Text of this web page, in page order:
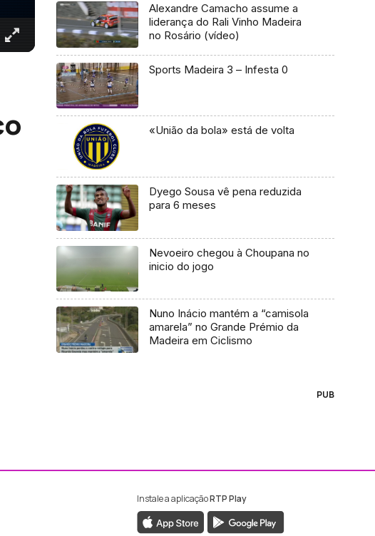
Alexandre Camacho assume a
liderança do Rali Vinho Madeira
no Rosário (vídeo)
Sports Madeira 3 – Infesta 0
«União da bola» está de volta
Dyego Sousa vê pena reduzida
para 6 meses
Nevoeiro chegou à Choupana no
inicio do jogo
Nuno Inácio mantém a “camisola
amarela” no Grande Prémio da
Madeira em Ciclismo
PUB
Facebook da RTP Madeira
ao Instagram da RTP Madeira
Instale a aplicaçãoRTP Play